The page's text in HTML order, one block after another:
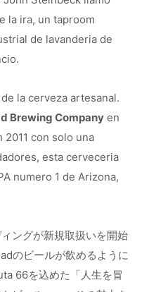
la ira, un taproom
de lavanderia de
la cerveza artesanal.
Brewing Company en
2011 con solo una
esta cerveceria
numero 1 de Arizona,
ングが新規取扱いを開始
のビールが飲めるように
66を込めた「人生を冒